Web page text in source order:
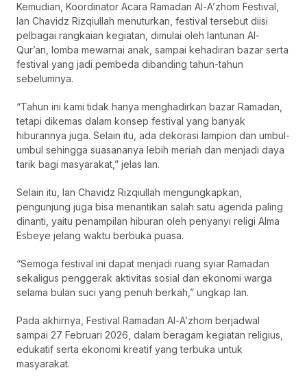
Kemudian, Koordinator Acara Ramadan Al-A’zhom Festival,
Ian Chavidz Rizqiullah menuturkan, festival tersebut diisi
pelbagai rangkaian kegiatan, dimulai oleh lantunan Al-
Qur’an, lomba mewarnai anak, sampai kehadiran bazar serta
festival yang jadi pembeda dibanding tahun-tahun
sebelumnya.
“Tahun ini kami tidak hanya menghadirkan bazar Ramadan,
tetapi dikemas dalam konsep festival yang banyak
hiburannya juga. Selain itu, ada dekorasi lampion dan umbul-
umbul sehingga suasananya lebih meriah dan menjadi daya
tarik bagi masyarakat,” jelas Ian.
Selain itu, Ian Chavidz Rizqiullah mengungkapkan,
pengunjung juga bisa menantikan salah satu agenda paling
dinanti, yaitu penampilan hiburan oleh penyanyi religi Alma
Esbeye jelang waktu berbuka puasa.
“Semoga festival ini dapat menjadi ruang syiar Ramadan
sekaligus penggerak aktivitas sosial dan ekonomi warga
selama bulan suci yang penuh berkah,” ungkap Ian.
Pada akhirnya, Festival Ramadan Al-A’zhom berjadwal
sampai 27 Februari 2026, dalam beragam kegiatan religius,
edukatif serta ekonomi kreatif yang terbuka untuk
masyarakat.